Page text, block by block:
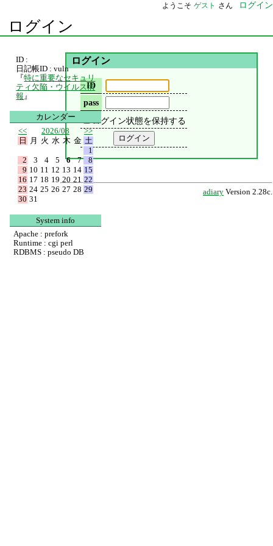
ようこそ ゲスト さん ログイン
ログイン
ログイン
ID
pass
ログイン状態を保持する
adiary Version 2.28c.
ID :
日記帳ID : vuln
『特に重要なセキュリ
ティ欠陥・ウイルス情
報 』
カレンダー
<<
2026/08
>>
日
月 火 水 木 金 土
1
2
3 4 5 6 7
8
9 10 11 12 13 14 15
16 17 18 19 20 21 22
23 24 25 26 27 28 29
30 31
System info
Apache : prefork
Runtime : cgi perl
RDBMS : pseudo DB